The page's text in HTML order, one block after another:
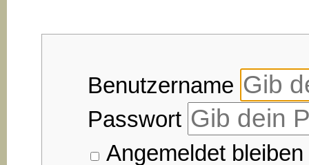
Benutzername
Passwort
Angemeldet bleiben